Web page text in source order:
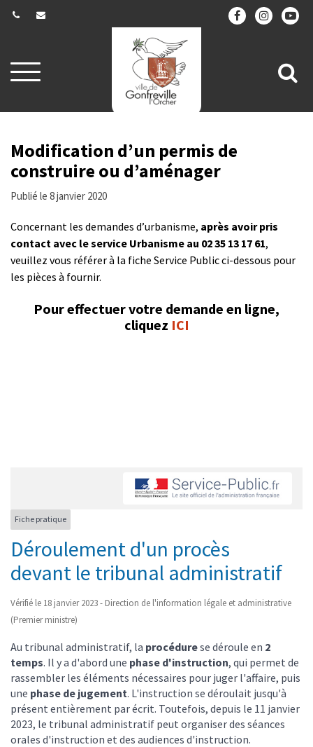
Aller
à
navigation
à
Modification d’un permis de
construire ou d’aménager
Publié le 8 janvier 2020
Concernant les demandes d’urbanisme, après avoir pris
contact avec le service Urbanisme au 02 35 13 17 61,
veuillez vous référer à la fiche Service Public ci-dessous pour
les pièces à fournir.
Pour effectuer votre demande en ligne,
cliquez ICI
Fiche pratique
Déroulement d'un procès
devant le tribunal administratif
Vérifié le 18 janvier 2023 - Direction de l'information légale et administrative
(Premier ministre)
Au tribunal administratif, la procédurese déroule en 2
temps. Il y a d'abord une phase d'instruction, qui permet de
rassembler les éléments nécessaires pour juger l'affaire, puis
une phase de jugement. L'instruction se déroulait jusqu'à
présent entièrement par écrit. Toutefois, depuis le 11 janvier
2023, le tribunal administratif peut organiser des séances
orales d'instruction et des audiences d'instruction.